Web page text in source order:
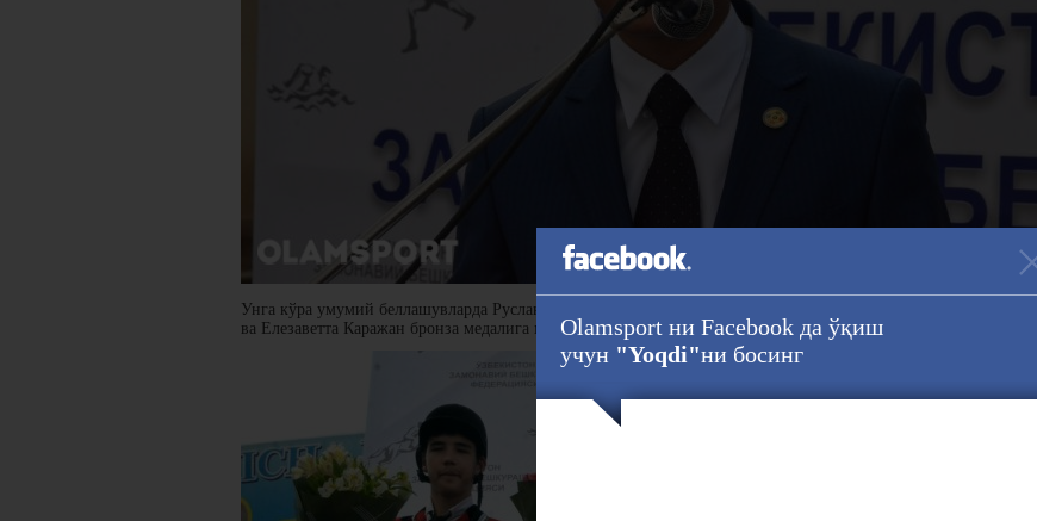
Унга кўра умумий беллашувларда Руслан Прохоров олтин медални қўлга киритди. Руслан Маматкулов кумуш
ва Елезаветта Каражан бронза медалига муносиб кўрилди.Olamsport ни Facebook да ўқиш
учун "Yoqdi"ни босинг